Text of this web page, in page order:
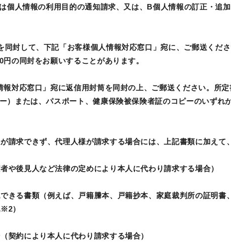
個人情報の利用目的の通知請求、又は、B個人情報の訂正・追
封して、下記「お客様個人情報対応窓口」宛に、ご郵送くださ
の同封をお願いすることがあります。
対応窓口」宛に返信用封筒を同封の上、ご郵送ください。所定
）または、パスポート、健康保険被保険者証のコピーのいずれか
請求できず、代理人様が請求する場合には、上記書類に加え
や後見人など法律の定めにより本人に代わり請求する場合）
きる書類（例えば、戸籍謄本、戸籍抄本、家庭裁判所の証明
）
契約により本人に代わり請求する場合）